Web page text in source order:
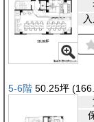
5-6階 50.25坪